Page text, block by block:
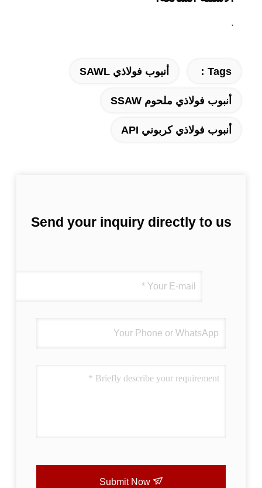
.
Tags： أنبوب فولاذي SAWL
أنبوب فولاذي ملحوم SSAW
أنبوب فولاذي كربوني API
Send your inquiry directly to us
Submit Now